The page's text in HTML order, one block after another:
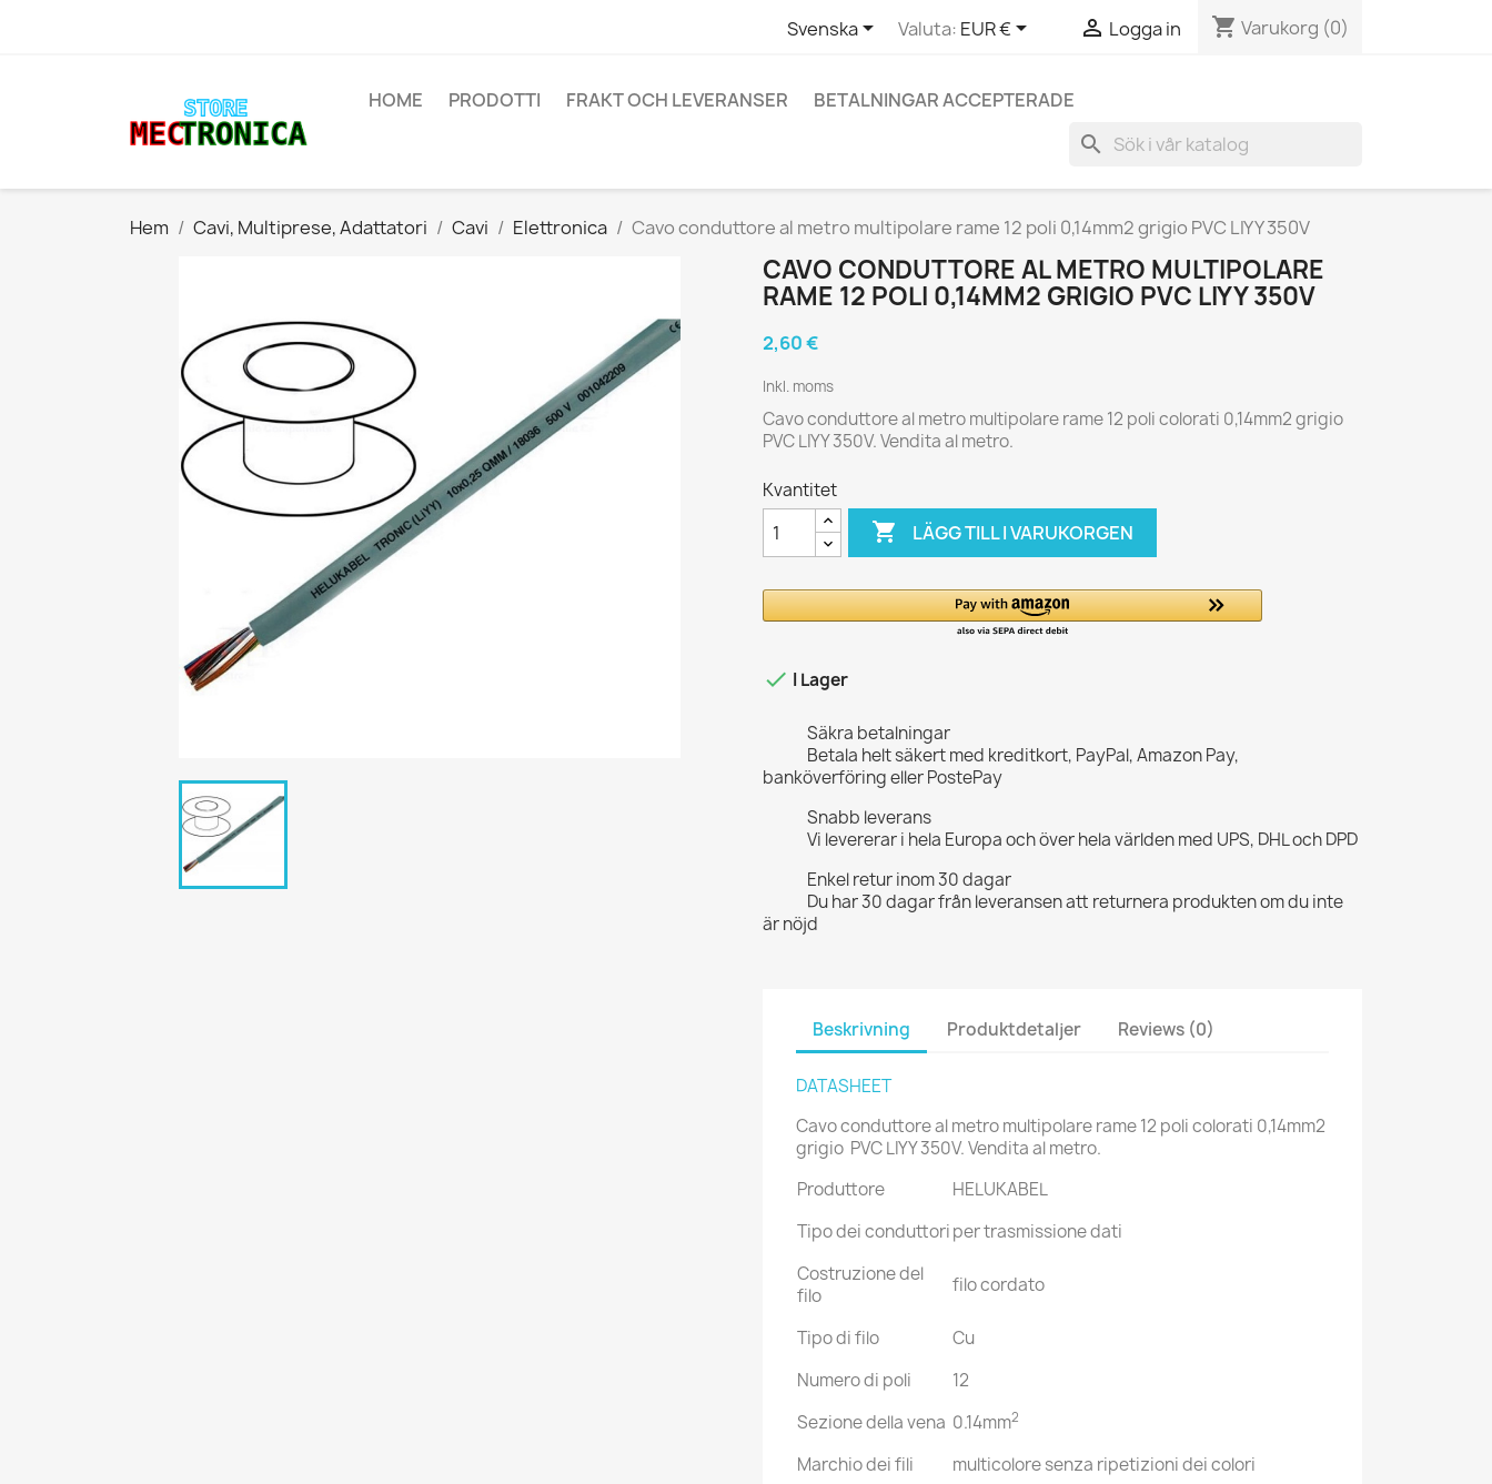
Svenska Valuta: EUR €  Logga in shopping_cart Varukorg (0)
HOME PRODOTTI FRAKT OCH LEVERANSER BETALNINGAR ACCEPTERADE
search
Hem Cavi, Multiprese, Adattatori Cavi Elettronica Cavo conduttore al metro multipolare rame 12 poli 0,14mm2 grigio PVC LIYY 350V
CAVO CONDUTTORE AL METRO MULTIPOLARE
RAME 12 POLI 0,14MM2 GRIGIO PVC LIYY 350V
2,60 €
Inkl. moms
Cavo conduttore al metro multipolare rame 12 poli colorati 0,14mm2 grigio
PVC LIYY 350V. Vendita al metro.
Kvantitet
 LÄGG TILL I VARUKORGEN
 I Lager
Säkra betalningar
Betala helt säkert med kreditkort, PayPal, Amazon Pay,
banköverföring eller PostePay
Snabb leverans
Vi levererar i hela Europa och över hela världen med UPS, DHL och DPD
Enkel retur inom 30 dagar
Du har 30 dagar från leveransen att returnera produkten om du inte
är nöjd
Beskrivning Produktdetaljer Reviews (0)
DATASHEET
Cavo conduttore al metro multipolare rame 12 poli colorati 0,14mm2
grigio PVC LIYY 350V. Vendita al metro.
Produttore
HELUKABEL
Tipo dei conduttoriper trasmissione dati
Costruzione del
filo
filo cordato
Tipo di filo
Cu
Numero di poli
12
Sezione della vena 0.14mm2
Marchio dei fili
multicolore senza ripetizioni dei colori